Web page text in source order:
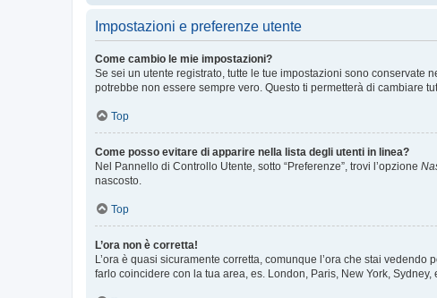
Impostazioni e preferenze utente
Come cambio le mie impostazioni?
Se sei un utente registrato, tutte le tue impostazioni sono conservate
potrebbe non essere sempre vero. Questo ti permetterà di cambiare
Top
Come posso evitare di apparire nella lista degli utenti in linea?
Nel Pannello di Controllo Utente, sotto “Preferenze”, trovi l’opzione
nascosto.
Top
L’ora non è corretta!
L’ora è quasi sicuramente corretta, comunque l’ora che stai
farlo coincidere con la tua area, es. London, Paris, New York,